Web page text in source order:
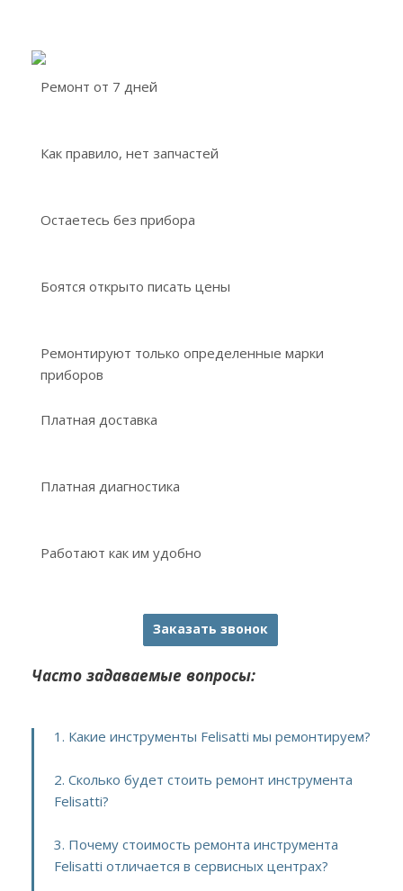
Ремонт от 7 дней
Как правило, нет запчастей
Остаетесь без прибора
Боятся открыто писать цены
Ремонтируют только определенные марки
приборов
Платная доставка
Платная диагностика
Работают как им удобно
Заказать звонок
Часто задаваемые вопросы:
1. Какие инструменты Felisatti мы ремонтируем?
2. Сколько будет стоить ремонт инструмента
Felisatti?
3. Почему стоимость ремонта инструмента
Felisatti отличается в сервисных центрах?